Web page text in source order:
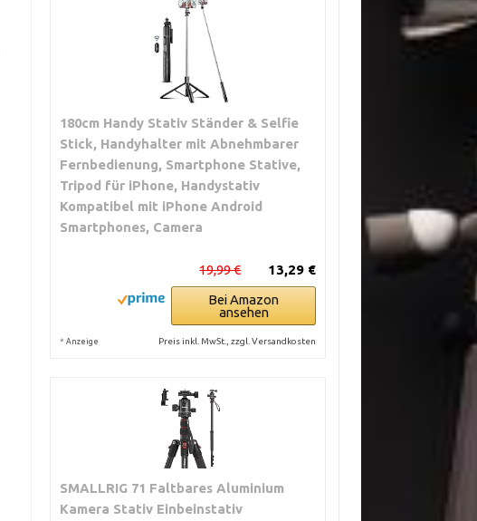
180cm Handy Stativ Ständer & Selfie
Stick, Handyhalter mit Abnehmbarer
Fernbedienung, Smartphone Stative,
Tripod für iPhone, Handystativ
Kompatibel mit iPhone Android
Smartphones, Camera
13,29 €
19,99 €
Bei Amazon
ansehen
* Anzeige Preis inkl. MwSt., zzgl. Versandkosten
SMALLRIG 71 Faltbares Aluminium
Kamera Stativ Einbeinstativ